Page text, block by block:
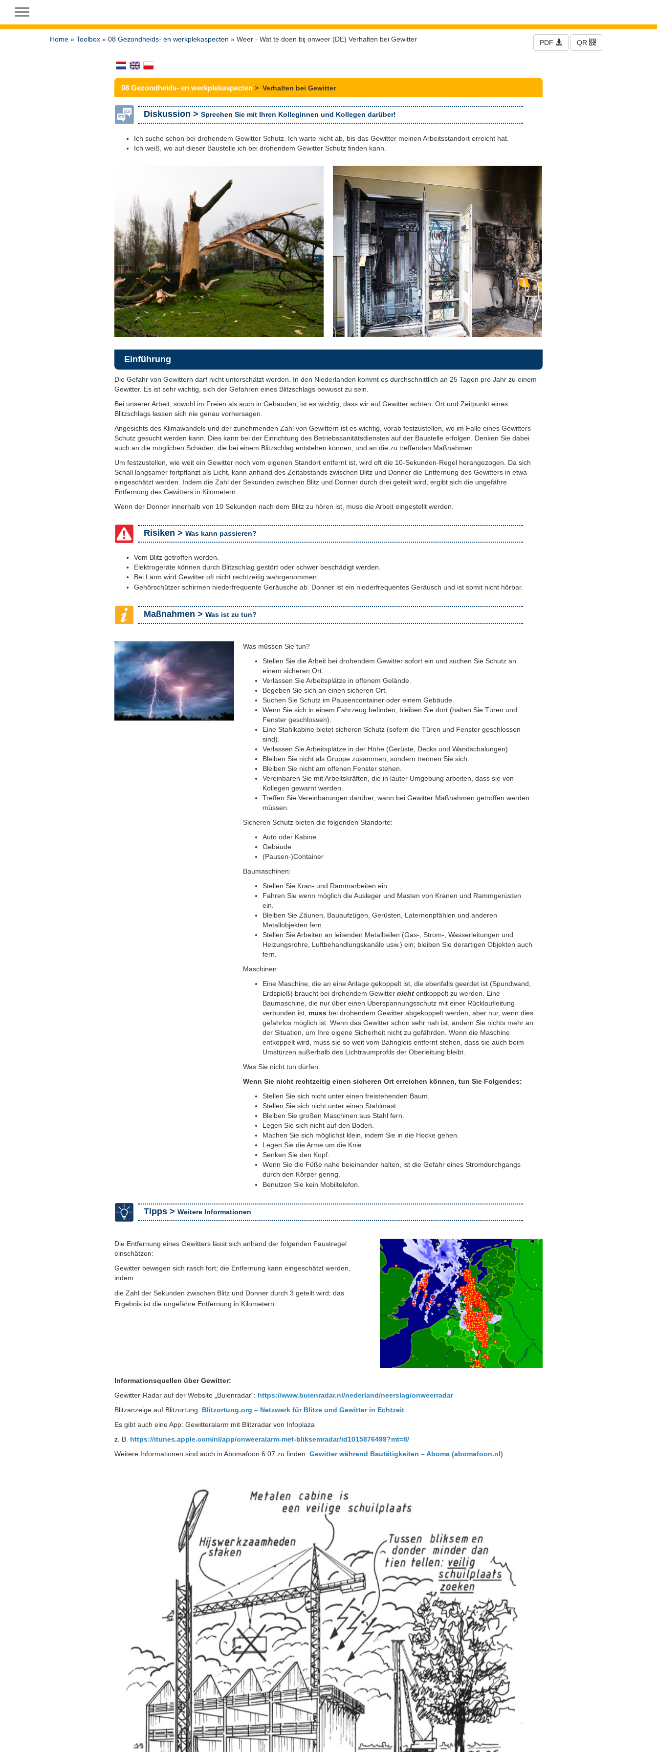
PDF QR
Home » Toolbox » 08 Gezondheids- en werkplekaspecten » Weer - Wat te doen bij onweer (DE) Verhalten bei Gewitter
08 Gezondheids- en werkplekaspecten > Verhalten bei Gewitter
Diskussion > Sprechen Sie mit Ihren Kolleginnen und Kollegen darüber!
Ich suche schon bei drohendem Gewitter Schutz. Ich warte nicht ab, bis das Gewitter meinen Arbeitsstandort erreicht hat.
Ich weiß, wo auf dieser Baustelle ich bei drohendem Gewitter Schutz finden kann.
Einführung
Die Gefahr von Gewittern darf nicht unterschätzt werden. In den Niederlanden kommt es durchschnittlich an 25 Tagen pro Jahr zu einem
Gewitter. Es ist sehr wichtig, sich der Gefahren eines Blitzschlags bewusst zu sein.
Bei unserer Arbeit, sowohl im Freien als auch in Gebäuden, ist es wichtig, dass wir auf Gewitter achten. Ort und Zeitpunkt eines
Blitzschlags lassen sich nie genau vorhersagen.
Angesichts des Klimawandels und der zunehmenden Zahl von Gewittern ist es wichtig, vorab festzustellen, wo im Falle eines Gewitters
Schutz gesucht werden kann. Dies kann bei der Einrichtung des Betriebssanitätsdienstes auf der Baustelle erfolgen. Denken Sie dabei
auch an die möglichen Schäden, die bei einem Blitzschlag entstehen können, und an die zu treffenden Maßnahmen.
Um festzustellen, wie weit ein Gewitter noch vom eigenen Standort entfernt ist, wird oft die 10-Sekunden-Regel herangezogen. Da sich
Schall langsamer fortpflanzt als Licht, kann anhand des Zeitabstands zwischen Blitz und Donner die Entfernung des Gewitters in etwa
eingeschätzt werden. Indem die Zahl der Sekunden zwischen Blitz und Donner durch drei geteilt wird, ergibt sich die ungefähre
Entfernung des Gewitters in Kilometern.
Wenn der Donner innerhalb von 10 Sekunden nach dem Blitz zu hören ist, muss die Arbeit eingestellt werden.
Risiken > Was kann passieren?
Vom Blitz getroffen werden.
Elektrogeräte können durch Blitzschlag gestört oder schwer beschädigt werden.
Bei Lärm wird Gewitter oft nicht rechtzeitig wahrgenommen.
Gehörschützer schirmen niederfrequente Geräusche ab. Donner ist ein niederfrequentes Geräusch und ist somit nicht hörbar.
Maßnahmen > Was ist zu tun?
Was müssen Sie tun?
Stellen Sie die Arbeit bei drohendem Gewitter sofort ein und suchen Sie Schutz an
einem sicheren Ort.
Verlassen Sie Arbeitsplätze in offenem Gelände.
Begeben Sie sich an einen sicheren Ort.
Suchen Sie Schutz im Pausencontainer oder einem Gebäude.
Wenn Sie sich in einem Fahrzeug befinden, bleiben Sie dort (halten Sie Türen und
Fenster geschlossen).
Eine Stahlkabine bietet sicheren Schutz (sofern die Türen und Fenster geschlossen
sind).
Verlassen Sie Arbeitsplätze in der Höhe (Gerüste, Decks und Wandschalungen)
Bleiben Sie nicht als Gruppe zusammen, sondern trennen Sie sich.
Bleiben Sie nicht am offenen Fenster stehen.
Vereinbaren Sie mit Arbeitskräften, die in lauter Umgebung arbeiten, dass sie von
Kollegen gewarnt werden.
Treffen Sie Vereinbarungen darüber, wann bei Gewitter Maßnahmen getroffen werden
müssen.
Sicheren Schutz bieten die folgenden Standorte:
Auto oder Kabine
Gebäude
(Pausen-)Container
Baumaschinen:
Stellen Sie Kran- und Rammarbeiten ein.
Fahren Sie wenn möglich die Ausleger und Masten von Kranen und Rammgerüsten
ein.
Bleiben Sie Zäunen, Bauaufzügen, Gerüsten, Laternenpfählen und anderen
Metallobjekten fern.
Stellen Sie Arbeiten an leitenden Metallteilen (Gas-, Strom-, Wasserleitungen und
Heizungsrohre, Luftbehandlungskanäle usw.) ein; bleiben Sie derartigen Objekten auch
fern.
Maschinen:
Eine Maschine, die an eine Anlage gekoppelt ist, die ebenfalls geerdet ist (Spundwand,
Erdspieß) braucht bei drohendem Gewitter nichtentkoppelt zu werden. Eine
Baumaschine, die nur über einen Überspannungsschutz mit einer Rücklaufleitung
verbunden ist, muss bei drohendem Gewitter abgekoppelt werden, aber nur, wenn dies
gefahrlos möglich ist. Wenn das Gewitter schon sehr nah ist, ändern Sie nichts mehr an
der Situation, um Ihre eigene Sicherheit nicht zu gefährden. Wenn die Maschine
entkoppelt wird, muss sie so weit vom Bahngleis entfernt stehen, dass sie auch beim
Umstürzen außerhalb des Lichtraumprofils der Oberleitung bleibt.
Was Sie nicht tun dürfen:
Wenn Sie nicht rechtzeitig einen sicheren Ort erreichen können, tun Sie Folgendes:
Stellen Sie sich nicht unter einen freistehenden Baum.
Stellen Sie sich nicht unter einen Stahlmast.
Bleiben Sie großen Maschinen aus Stahl fern.
Legen Sie sich nicht auf den Boden.
Machen Sie sich möglichst klein, indem Sie in die Hocke gehen.
Legen Sie die Arme um die Knie.
Senken Sie den Kopf.
Wenn Sie die Füße nahe beieinander halten, ist die Gefahr eines Stromdurchgangs
durch den Körper gering.
Benutzen Sie kein Mobiltelefon.
Tipps > Weitere Informationen
Die Entfernung eines Gewitters lässt sich anhand der folgenden Faustregel
einschätzen:
Gewitter bewegen sich rasch fort; die Entfernung kann eingeschätzt werden,
indem
die Zahl der Sekunden zwischen Blitz und Donner durch 3 geteilt wird; das
Ergebnis ist die ungefähre Entfernung in Kilometern.
Informationsquellen über Gewitter:
Gewitter-Radar auf der Website „Buienradar“: https://www.buienradar.nl/nederland/neerslag/onweerradar
Blitzanzeige auf Blitzortung: Blitzortung.org – Netzwerk für Blitze und Gewitter in Echtzeit
Es gibt auch eine App: Gewitteralarm mit Blitzradar von Infoplaza
z. B. https://itunes.apple.com/nl/app/onweeralarm-met-bliksemradar/id1015876499?mt=8/
Weitere Informationen sind auch in Abomafoon 6.07 zu finden: Gewitter während Bautätigkeiten – Aboma (abomafoon.nl)